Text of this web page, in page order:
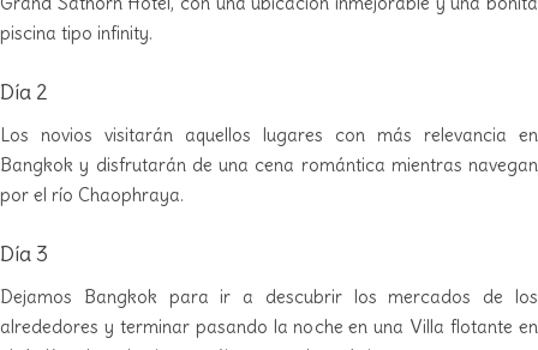
piscina tipo infinity.
Día 2
Los novios visitarán aquellos lugares con más relevancia en
Bangkok y disfrutarán de una cena romántica mientras navegan
por el río Chaophraya.
Día 3
Dejamos Bangkok para ir a descubrir los mercados de los
alrededores y terminar pasando la noche en una Villa flotante en